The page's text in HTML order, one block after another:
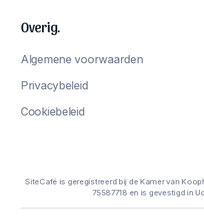
Overig.
Algemene voorwaarden
Privacybeleid
Cookiebeleid
SiteCafé is geregistreerd bij de Kamer van
75587718 en is gevestigd in